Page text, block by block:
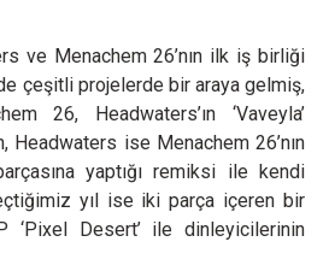
ve Menachem 26’nın ilk iş birliği
çeşitli projelerde bir araya gelmiş,
26, Headwaters’ın ‘Vaveyla’
Headwaters ise Menachem 26’nın
yaptığı remiksi ile kendi
yıl ise iki parça içeren bir
‘Pixel Desert’ ile dinleyicilerinin